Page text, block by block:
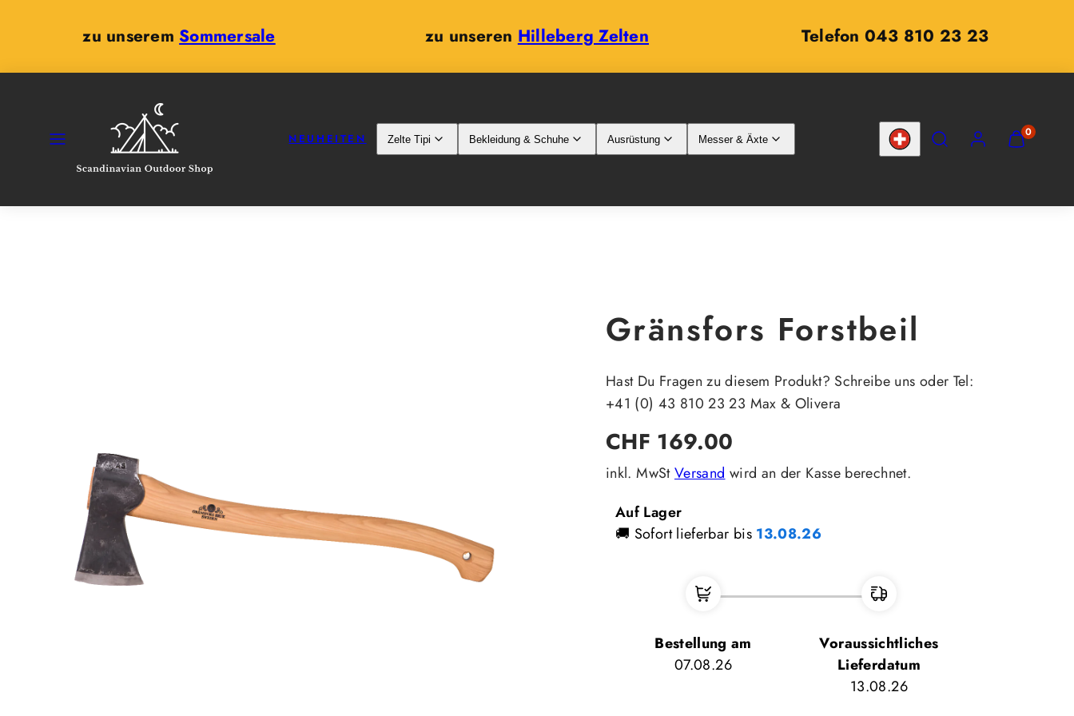
zu unseremSommersale zu unseren Hilleberg Zelten Telefon 043 810 23 23
SPEISEKARTE
NEUHEITEN Zelte Tipi Bekleidung & Schuhe Ausrüstung Messer & Äxte Land/Region
SUCHEN
MEINEN
)
0
Gränsfors Forstbeil
Hast Du Fragen zu diesem Produkt? Schreibe uns oder Tel:
+41 (0) 43 810 23 23 Max & Olivera
Regulärer
CHF 169.00
inkl. MwStVersand wird an der Kasse berechnet.
Auf Lager
🚚 Sofort lieferbar bis 13.08.26
Bestellung am
07.08.26
Voraussichtliches
Lieferdatum
13.08.26